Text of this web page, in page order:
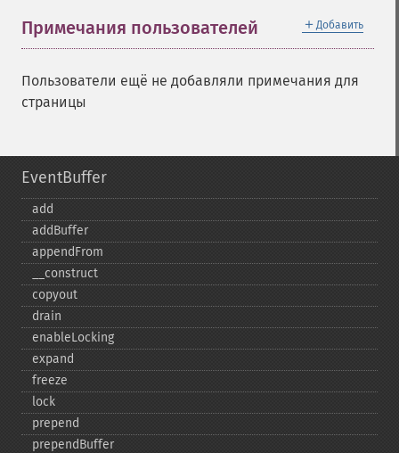
＋ Добавить
Примечания пользователей
Пользователи ещё не добавляли примечания для
страницы
EventBuffer
add
addBuffer
appendFrom
_​_​construct
copyout
drain
enableLocking
expand
freeze
lock
prepend
prependBuffer